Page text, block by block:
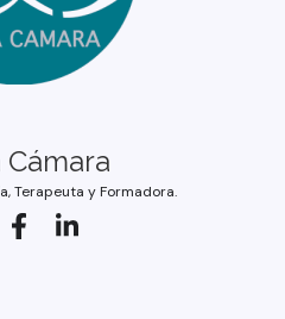
Cámara
Terapeuta y Formadora.